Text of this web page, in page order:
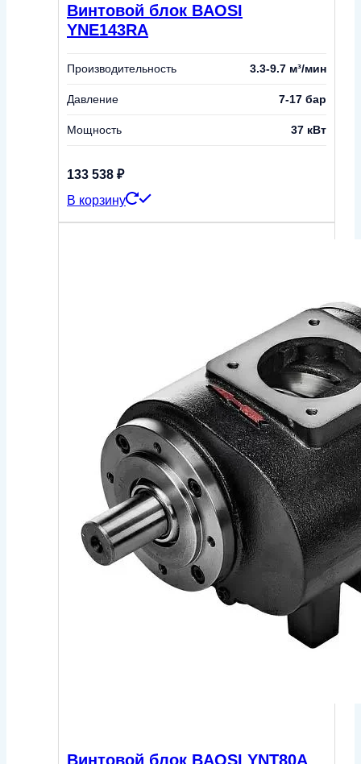
Винтовой блок BAOSI
YNE143RA
Производительность 3.3-9.7 м³/мин
Давление 7-17 бар
Мощность 37 кВт
133 538 ₽
В корзину
Винтовой блок BAOSI YNT80A